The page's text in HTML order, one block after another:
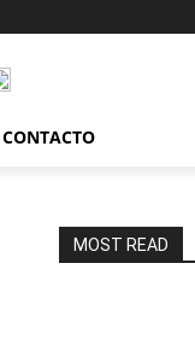
CONTACTO
MOST READ